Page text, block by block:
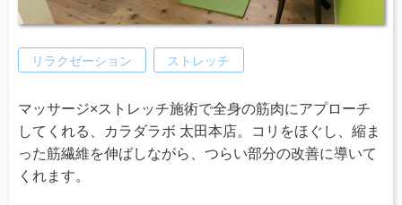
リラクゼーション ストレッチ
マッサージ×ストレッチ施術で全身の筋肉にアプローチ
してくれる、カラダラボ 太田本店。コリをほぐし、縮ま
った筋繊維を伸ばしながら、つらい部分の改善に導いて
くれます。